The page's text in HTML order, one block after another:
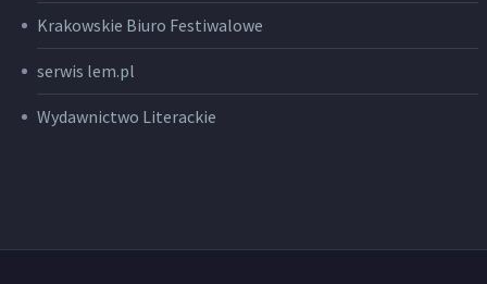
Krakowskie Biuro Festiwalowe
serwis lem.pl
Wydawnictwo Literackie